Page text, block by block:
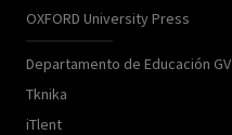
OXFORD University Press
Departamento de Educación GV
Tknika
iTlent